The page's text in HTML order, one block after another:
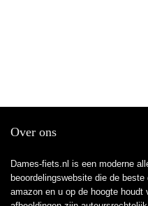
Over ons
Dames-fiets.nl is een moderne
beoordelingswebsite die de
amazon en u op de hoogte